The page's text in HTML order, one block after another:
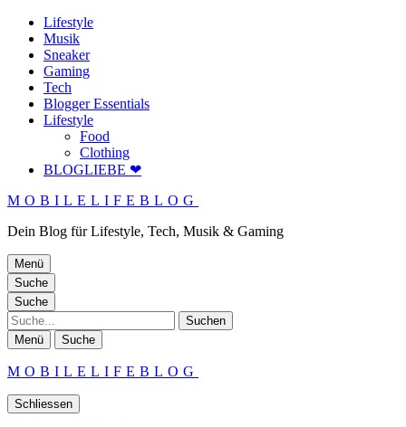
Lifestyle
Musik
Sneaker
Gaming
Tech
Blogger Essentials
Lifestyle
Food
Clothing
BLOGLIEBE ❤
MOBILELIFEBLOG
Dein Blog für Lifestyle, Tech, Musik & Gaming
Menü
Suche
Suche
Suche
Menü Suche
MOBILELIFEBLOG
Schliessen